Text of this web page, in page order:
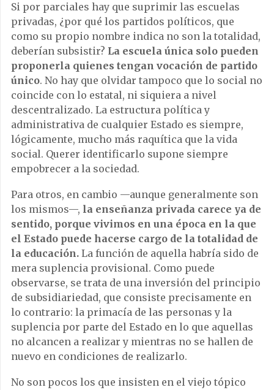
Si por parciales hay que suprimir las escuelas
privadas, ¿por qué los partidos políticos, que
como su propio nombre indica no son la totalidad,
deberían subsistir? La escuela única solo pueden
proponerla quienes tengan vocación de partido
único. No hay que olvidar tampoco que lo social no
coincide con lo estatal, ni siquiera a nivel
descentralizado. La estructura política y
administrativa de cualquier Estado es siempre,
lógicamente, mucho más raquítica que la vida
social. Querer identificarlo supone siempre
empobrecer a la sociedad.
Para otros, en cambio —aunque generalmente son
los mismos—, la enseñanza privada carece ya de
sentido, porque vivimos en una época en la que
el Estado puede hacerse cargo de la totalidad de
la educación. La función de aquella habría sido de
mera suplencia provisional. Como puede
observarse, se trata de una inversión del principio
de subsidiariedad, que consiste precisamente en
lo contrario: la primacía de las personas y la
suplencia por parte del Estado en lo que aquellas
no alcancen a realizar y mientras no se hallen de
nuevo en condiciones de realizarlo.
No son pocos los que insisten en el viejo tópico